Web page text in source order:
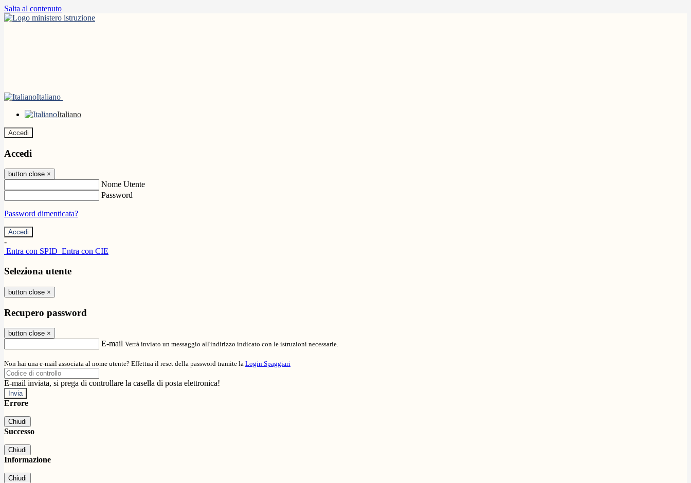
Salta al contenuto
Italiano
Italiano
Accedi
Accedi
button close ×
Nome Utente
Password
Password dimenticata?
-
Entra con SPID Entra con CIE
Seleziona utente
button close ×
Recupero password
button close ×
E-mail Verrà inviato un messaggio all'indirizzo indicato con le istruzioni necessarie.
Non hai una e-mail associata al nome utente? Effettua il reset della password tramite la Login Spaggiari
E-mail inviata, si prega di controllare la casella di posta elettronica!
Errore
Chiudi
Successo
Chiudi
Informazione
Chiudi